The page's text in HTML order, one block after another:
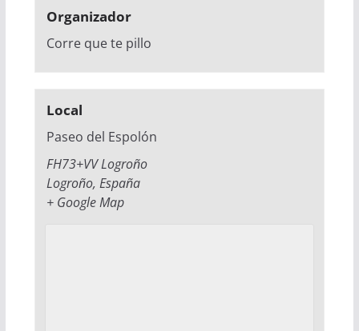
Organizador
Corre que te pillo
Local
Paseo del Espolón
FH73+VV Logroño
Logroño, España
+ Google Map